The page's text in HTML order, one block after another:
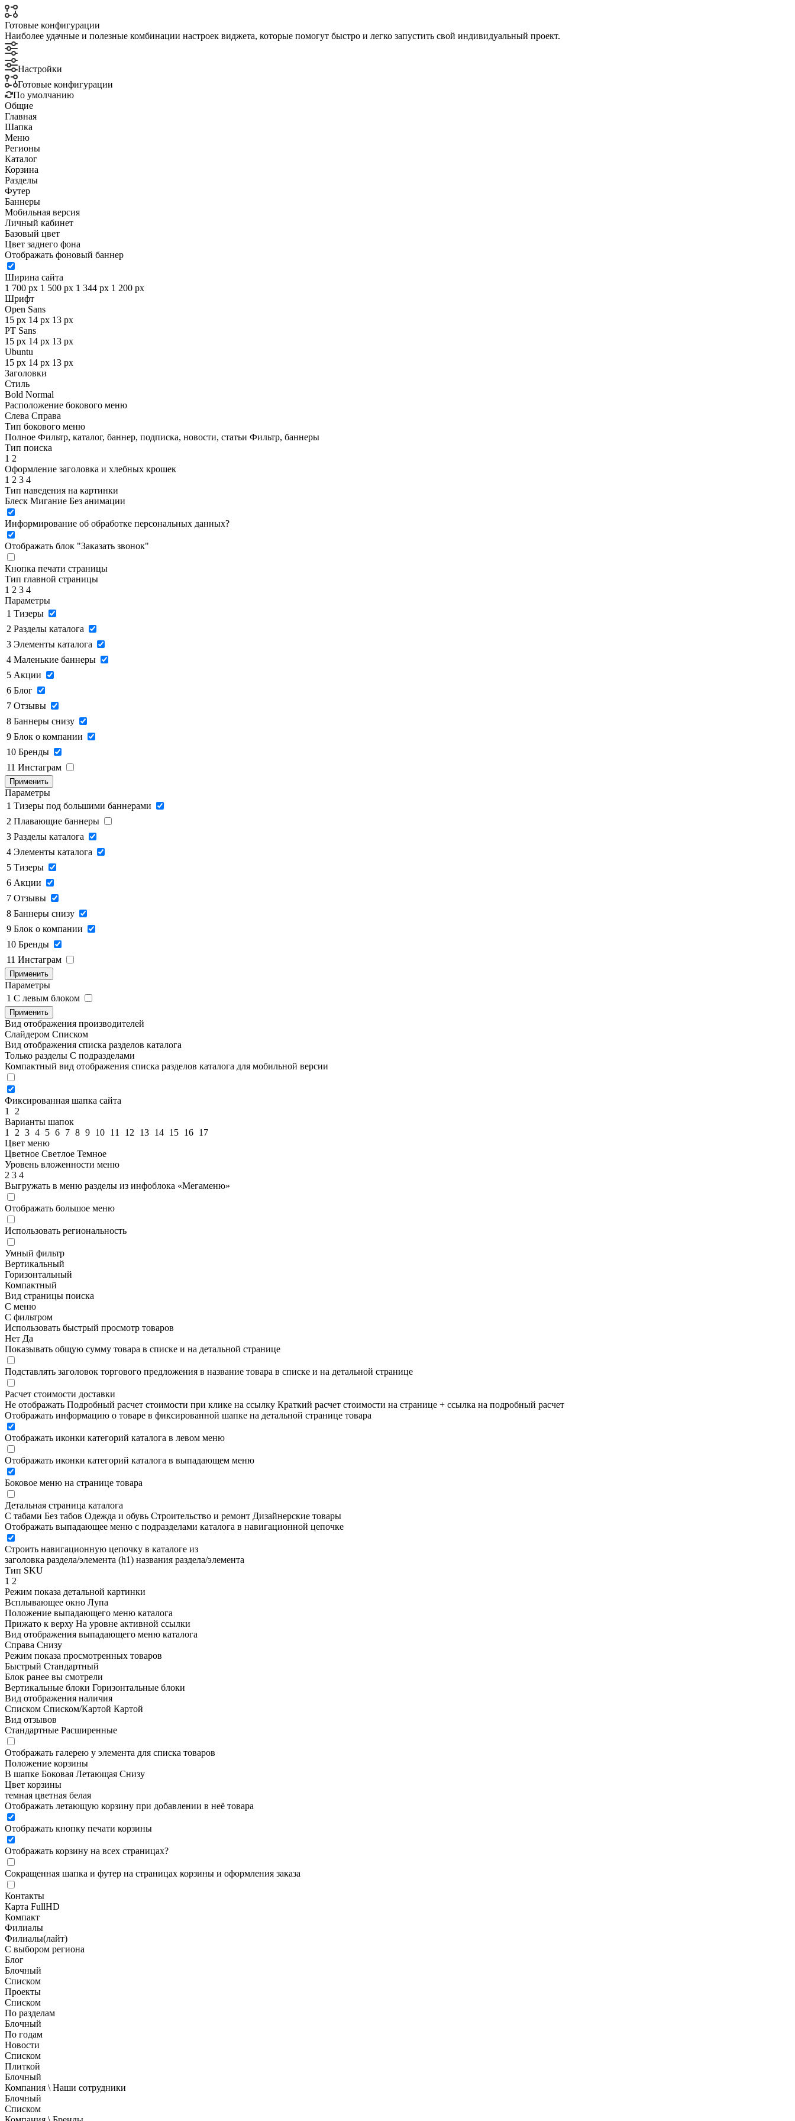
Готовые конфигурации
Наиболее удачные и полезные комбинации настроек виджета, которые помогут быстро и легко запустить свой индивидуальный проект.
Настройки
Готовые конфигурации
По умолчанию
Общие
Главная
Шапка
Меню
Регионы
Каталог
Корзина
Разделы
Футер
Баннеры
Мобильная версия
Личный кабинет
Базовый цвет
Цвет заднего фона
Отображать фоновый баннер
Ширина сайта
1 700 px 1 500 px 1 344 px 1 200 px
Шрифт
Open Sans
15 px 14 px 13 px
PT Sans
15 px 14 px 13 px
Ubuntu
15 px 14 px 13 px
Заголовки
Стиль
Bold Normal
Расположение бокового меню
Слева Справа
Тип бокового меню
Полное Фильтр, каталог, баннер, подписка, новости, статьи Фильтр, баннеры
Тип поиска
1 2
Оформление заголовка и хлебных крошек
1 2 3 4
Тип наведения на картинки
Блеск Мигание Без анимации
Информирование об обработке персональных данных?
Отображать блок "Заказать звонок"
Кнопка печати страницы
Тип главной страницы
1 2 3 4
Параметры
1 Тизеры
2 Разделы каталога
3 Элементы каталога
4 Маленькие баннеры
5 Акции
6 Блог
7 Отзывы
8 Баннеры снизу
9 Блок о компании
10 Бренды
11 Инстаграм
Применить
Параметры
1 Тизеры под большими баннерами
2 Плавающие баннеры
3 Разделы каталога
4 Элементы каталога
5 Тизеры
6 Акции
7 Отзывы
8 Баннеры снизу
9 Блок о компании
10 Бренды
11 Инстаграм
Применить
Параметры
1 C левым блоком
Применить
Вид отображения производителей
Слайдером Списком
Вид отображения списка разделов каталога
Только разделы С подразделами
Компактный вид отображения списка разделов каталога для мобильной версии
Фиксированная шапка сайта
1
2
Варианты шапок
1
2 3 4 5 6 7 8 9 10 11 12 13 14 15 16 17
Цвет меню
Цветное Светлое Темное
Уровень вложенности меню
2 3 4
Выгружать в меню разделы из инфоблока «Мегаменю»
Отображать большое меню
Использовать региональность
Умный фильтр
Вертикальный
Горизонтальный
Компактный
Вид страницы поиска
С меню
С фильтром
Использовать быстрый просмотр товаров
Нет Да
Показывать общую сумму товара в списке и на детальной странице
Подставлять заголовок торгового предложения в название товара в списке и на детальной странице
Расчет стоимости доставки
Не отображать Подробный расчет стоимости при клике на ссылку Краткий расчет стоимости на странице + ссылка на подробный расчет
Отображать информацию о товаре в фиксированной шапке на детальной странице товара
Отображать иконки категорий каталога в левом меню
Отображать иконки категорий каталога в выпадающем меню
Боковое меню на странице товара
Детальная страница каталога
С табами Без табов Одежда и обувь Строительство и ремонт Дизайнерские товары
Отображать выпадающее меню с подразделами каталога в навигационной цепочке
Строить навигационную цепочку в каталоге из
заголовка раздела/элемента (h1) названия раздела/элемента
Тип SKU
1 2
Режим показа детальной картинки
Всплывающее окно Лупа
Положение выпадающего меню каталога
Прижато к верху На уровне активной ссылки
Вид отображения выпадающего меню каталога
Справа Снизу
Режим показа просмотренных товаров
Быстрый Стандартный
Блок ранее вы смотрели
Вертикальные блоки Горизонтальные блоки
Вид отображения наличия
Списком Списком/Картой Картой
Вид отзывов
Стандартные Расширенные
Отображать галерею у элемента для списка товаров
Положение корзины
В шапке Боковая Летающая Снизу
Цвет корзины
темная цветная белая
Отображать летающую корзину при добавлении в неё товара
Отображать кнопку печати корзины
Отображать корзину на всех страницах?
Сокращенная шапка и футер на страницах корзины и оформления заказа
Контакты
Карта FullHD
Компакт
Филиалы
Филиалы(лайт)
С выбором региона
Блог
Блочный
Списком
Проекты
Списком
По разделам
Блочный
По годам
Новости
Списком
Плиткой
Блочный
Компания \ Наши сотрудники
Блочный
Списком